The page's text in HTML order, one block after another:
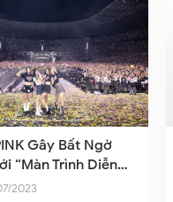
công nghệ AI giả
hình Lee Jung Jae
nữ Hàn Quốc
| 26/10/2025